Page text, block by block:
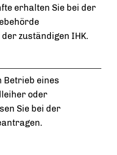
erhalten Sie bei der
zuständigen IHK.
Betrieb eines
oder
Sie bei der